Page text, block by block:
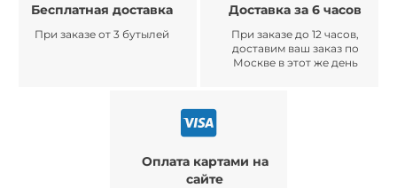
Бесплатная доставка
При заказе от 3 бутылей
Доставка за 6 часов
При заказе до 12 часов,
доставим ваш заказ по
Москве в этот же день
Оплата картами на
сайте